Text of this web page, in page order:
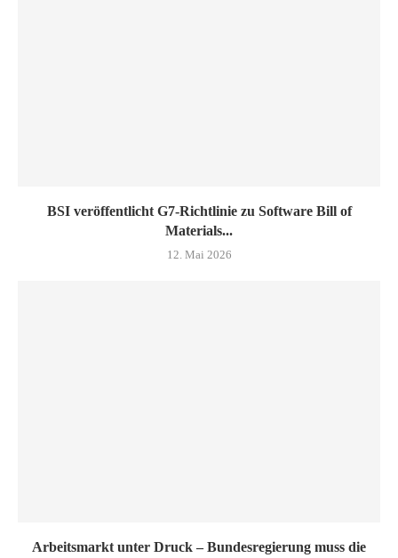
BSI veröffentlicht G7-Richtlinie zu Software Bill of
Materials...
12. Mai 2026
Arbeitsmarkt unter Druck – Bundesregierung muss die